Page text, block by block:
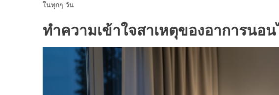
อาการ
ในทุกๆ วัน
ทำความเข้าใจสาเหตุของอาการนอ